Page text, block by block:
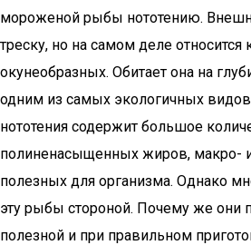
мороженой рыбы нототению.
треску, но на самом деле относится
окунеобразных. Обитает она на
одним из самых экологичных
нототения содержит большое
полиненасыщенных жиров, макро-
полезных для организма. Однако
эту рыбы стороной. Почему же они
полезной и при правильном